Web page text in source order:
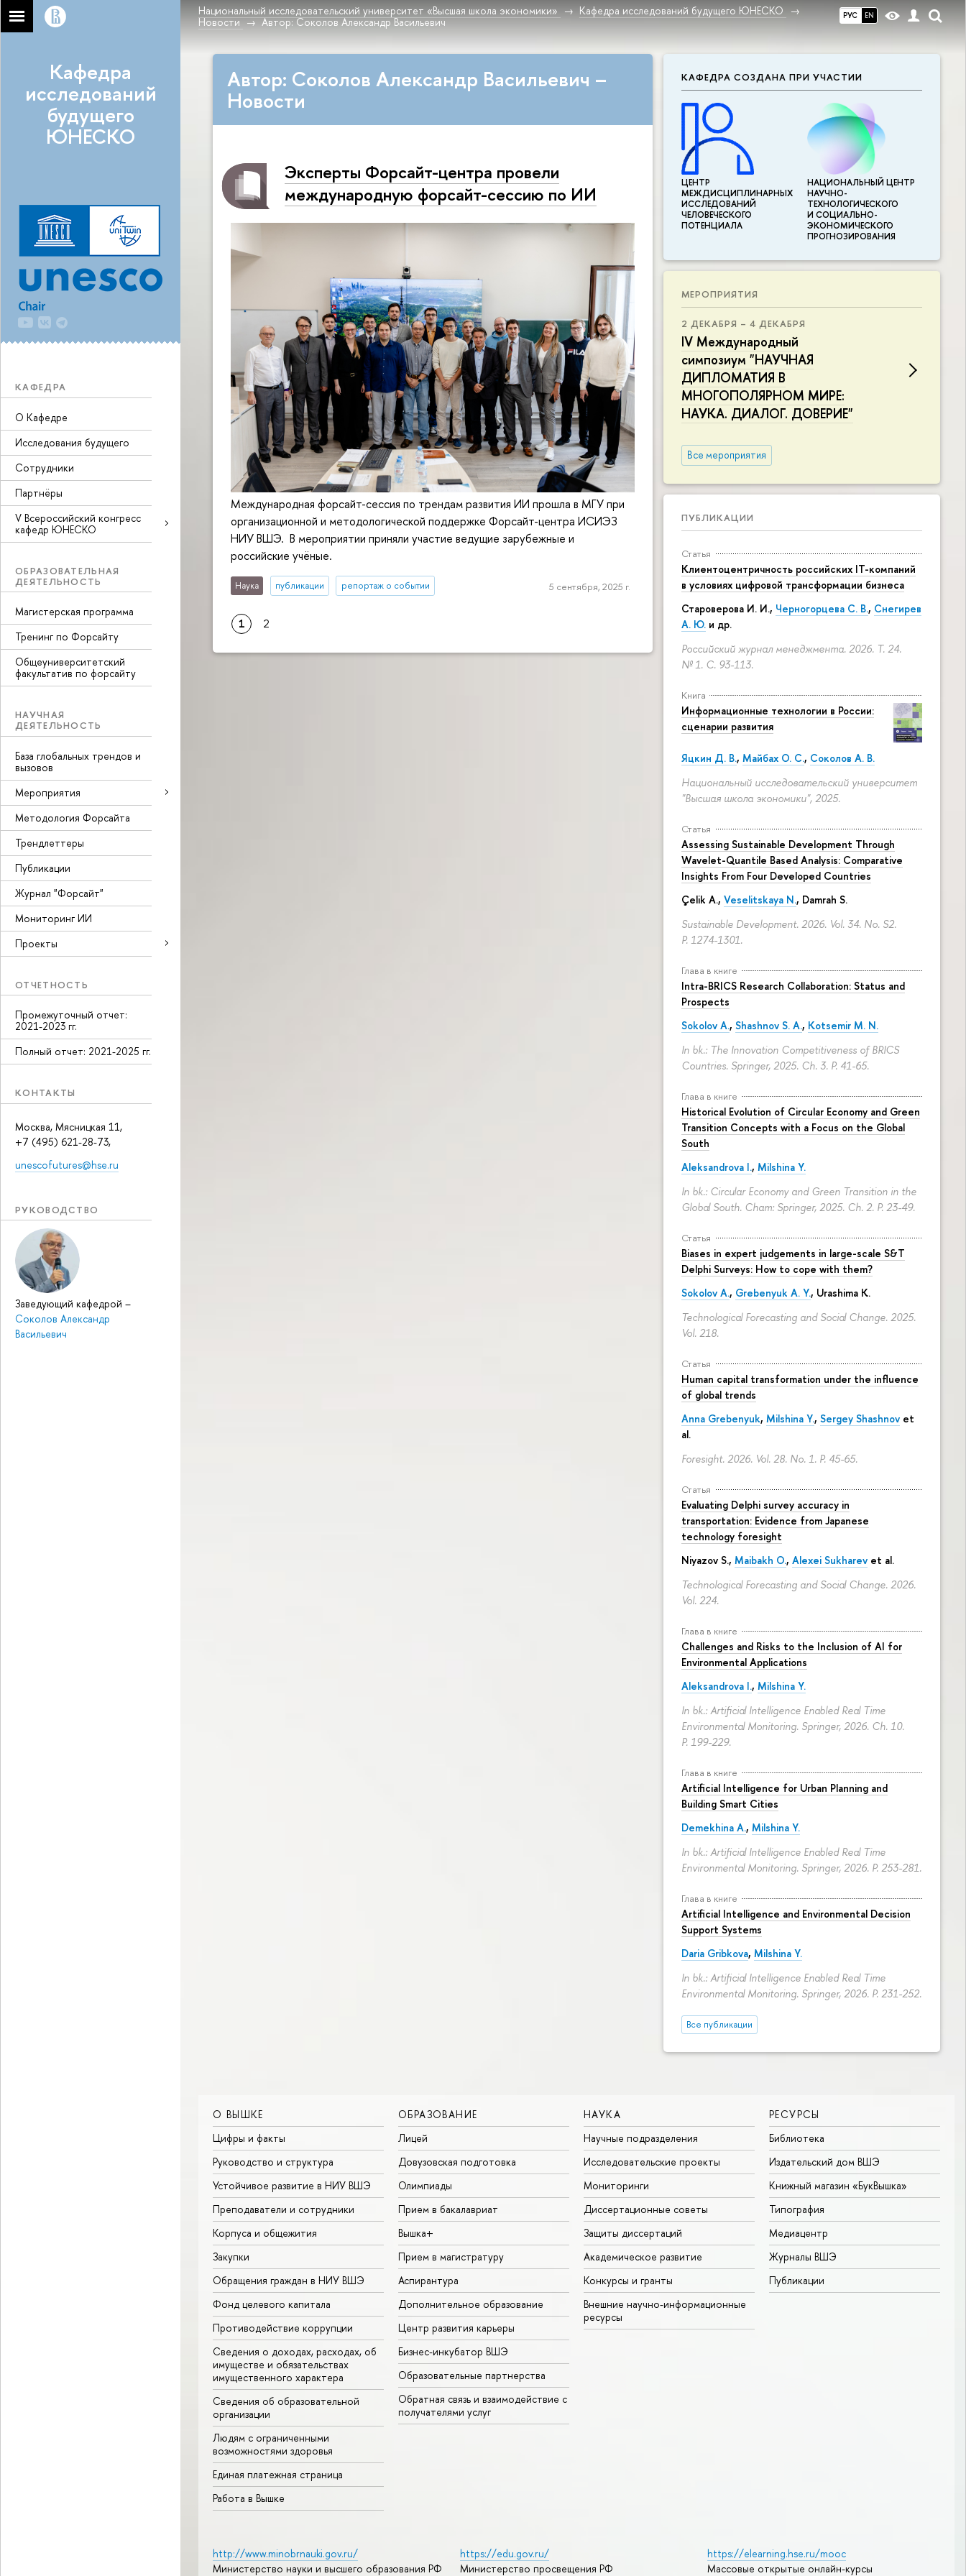
РУС EN
Национальный исследовательский университет «Высшая школа экономики»
Кафедра исследований будущего ЮНЕСКО
Новости
Автор: Соколов Александр Васильевич
Кафедра
исследований
будущего
ЮНЕСКО
КАФЕДРА
О Кафедре
Исследования будущего
Сотрудники
Партнёры
V Всероссийский конгресс
кафедр ЮНЕСКО
ОБРАЗОВАТЕЛЬНАЯ
ДЕЯТЕЛЬНОСТЬ
Магистерская программа
Тренинг по Форсайту
Общеуниверситетский
факультатив по форсайту
НАУЧНАЯ
ДЕЯТЕЛЬНОСТЬ
База глобальных трендов и
вызовов
Мероприятия
Методология Форсайта
Трендлеттеры
Публикации
Журнал "Форсайт"
Мониторинг ИИ
Проекты
ОТЧЕТНОСТЬ
Промежуточный отчет:
2021-2023 гг.
Полный отчет: 2021-2025 гг.
КОНТАКТЫ
Москва, Мясницкая 11,
+7 (495) 621-28-73,
unescofutures@hse.ru
РУКОВОДСТВО
Заведующий кафедрой –
Соколов Александр
Васильевич
КАФЕДРА СОЗДАНА ПРИ УЧАСТИИ
ЦЕНТР
МЕЖДИСЦИПЛИНАР­НЫХ
ИССЛЕДОВАНИЙ
ЧЕЛОВЕЧЕСКОГО
ПОТЕНЦИАЛА
НАЦИОНАЛЬНЫЙ ЦЕНТР
НАУЧНО-
ТЕХНОЛОГИЧЕСКОГО
И СОЦИАЛЬНО-
ЭКОНОМИЧЕСКОГО
ПРОГНОЗИРОВАНИЯ
МЕРОПРИЯТИЯ
2 ДЕКАБРЯ – 4 ДЕКАБРЯ
IV Международный
симпозиум "НАУЧНАЯ
ДИПЛОМАТИЯ В
МНОГОПОЛЯРНОМ МИРЕ:
НАУКА. ДИАЛОГ. ДОВЕРИЕ"
Все мероприятия
ПУБЛИКАЦИИ
Статья
Клиентоцентричность российских IT-компаний
в условиях цифровой трансформации бизнеса
Староверова И. И., Черногорцева С. В., Снегирев
А. Ю. и др.
Российский журнал менеджмента. 2026. Т. 24.
№ 1. С. 93-113.
Книга
Информационные технологии в России:
сценарии развития
Яцкин Д. В., Майбах О. С., Соколов А. В.
Национальный исследовательский университет
"Высшая школа экономики", 2025.
Статья
Assessing Sustainable Development Through
Wavelet-Quantile Based Analysis: Comparative
Insights From Four Developed Countries
Çelik A., Veselitskaya N., Damrah S.
Sustainable Development. 2026. Vol. 34. No. S2.
P. 1274-1301.
Глава в книге
Intra-BRICS Research Collaboration: Status and
Prospects
Sokolov A., Shashnov S. A., Kotsemir M. N.
In bk.: The Innovation Competitiveness of BRICS
Countries. Springer, 2025. Ch. 3. P. 41-65.
Глава в книге
Historical Evolution of Circular Economy and Green
Transition Concepts with a Focus on the Global
South
Aleksandrova I., Milshina Y.
In bk.: Circular Economy and Green Transition in the
Global South. Cham: Springer, 2025. Ch. 2. P. 23-49.
Статья
Biases in expert judgements in large-scale S&T
Delphi Surveys: How to cope with them?
Sokolov A., Grebenyuk A. Y., Urashima K.
Technological Forecasting and Social Change. 2025.
Vol. 218.
Статья
Human capital transformation under the influence
of global trends
Anna Grebenyuk, Milshina Y., Sergey Shashnov et
al.
Foresight. 2026. Vol. 28. No. 1. P. 45-65.
Статья
Evaluating Delphi survey accuracy in
transportation: Evidence from Japanese
technology foresight
Niyazov S., Maibakh O., Alexei Sukharev et al.
Technological Forecasting and Social Change. 2026.
Vol. 224.
Глава в книге
Challenges and Risks to the Inclusion of AI for
Environmental Applications
Aleksandrova I., Milshina Y.
In bk.: Artificial Intelligence Enabled Real Time
Environmental Monitoring. Springer, 2026. Ch. 10.
P. 199-229.
Глава в книге
Artificial Intelligence for Urban Planning and
Building Smart Cities
Demekhina A., Milshina Y.
In bk.: Artificial Intelligence Enabled Real Time
Environmental Monitoring. Springer, 2026. P. 253-281.
Глава в книге
Artificial Intelligence and Environmental Decision
Support Systems
Daria Gribkova, Milshina Y.
In bk.: Artificial Intelligence Enabled Real Time
Environmental Monitoring. Springer, 2026. P. 231-252.
Все публикации
Автор: Соколов Александр Васильевич –
Новости
Эксперты Форсайт-центра провели
международную форсайт-сессию по ИИ
Международная форсайт-сессия по трендам развития ИИ прошла в МГУ при
организационной и методологической поддержке Форсайт-центра ИСИЭЗ
НИУ ВШЭ. В мероприятии приняли участие ведущие зарубежные и
российские учёные.
Наука публикации репортаж о событии 5 сентября, 2025 г.
1 2
О ВЫШКЕ
Цифры и факты
Руководство и структура
Устойчивое развитие в НИУ ВШЭ
Преподаватели и сотрудники
Корпуса и общежития
Закупки
Обращения граждан в НИУ ВШЭ
Фонд целевого капитала
Противодействие коррупции
Сведения о доходах, расходах, об
имуществе и обязательствах
имущественного характера
Сведения об образовательной
организации
Людям с ограниченными
возможностями здоровья
Единая платежная страница
Работа в Вышке
ОБРАЗОВАНИЕ
Лицей
Довузовская подготовка
Олимпиады
Прием в бакалавриат
Вышка+
Прием в магистратуру
Аспирантура
Дополнительное образование
Центр развития карьеры
Бизнес-инкубатор ВШЭ
Образовательные партнерства
Обратная связь и взаимодействие с
получателями услуг
НАУКА
Научные подразделения
Исследовательские проекты
Мониторинги
Диссертационные советы
Защиты диссертаций
Академическое развитие
Конкурсы и гранты
Внешние научно-информационные
ресурсы
РЕСУРСЫ
Библиотека
Издательский дом ВШЭ
Книжный магазин «БукВышка»
Типография
Медиацентр
Журналы ВШЭ
Публикации
http://www.minobrnauki.gov.ru/
Министерство науки и высшего образования РФ
https://edu.gov.ru/
Министерство просвещения РФ
https://elearning.hse.ru/mooc
Массовые открытые онлайн-курсы